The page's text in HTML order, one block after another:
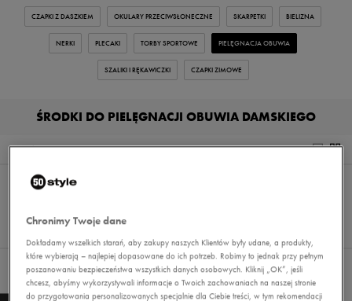
CZAPKI Z DASZKIEM OKULARY PRZECIWSŁONECZNE SKARPETKI BIELIZNA
NERKI PLECAKI TORBY SPORTOWE PIELĘGNACJA OBUWIA
SZALIKI I RĘKAWICZKI CZAPKI ZIMOWE
ŚRODKI DO PIELĘGNACJI OBUWIA DAMSKIEGO
4
Wyniki
Sortuj:
REKOMENDOWANE
Nie wybrano filtrów
Chronimy Twoje dane
Dokładamy wszelkich starań, aby zakupy naszych Klientów były udane, a produkty,
które wybierają – najlepiej dopasowane do ich potrzeb. Robimy to jednak przy pełnym
poszanowaniu bezpieczeństwa wszystkich danych osobowych. Kliknij „OK”, jeśli
chcesz, abyśmy wykorzystywali informacje o Twoich zachowaniach na naszej stronie
do przygotowania personalizowanych specjalnie dla Ciebie treści, w tym rekomendacji